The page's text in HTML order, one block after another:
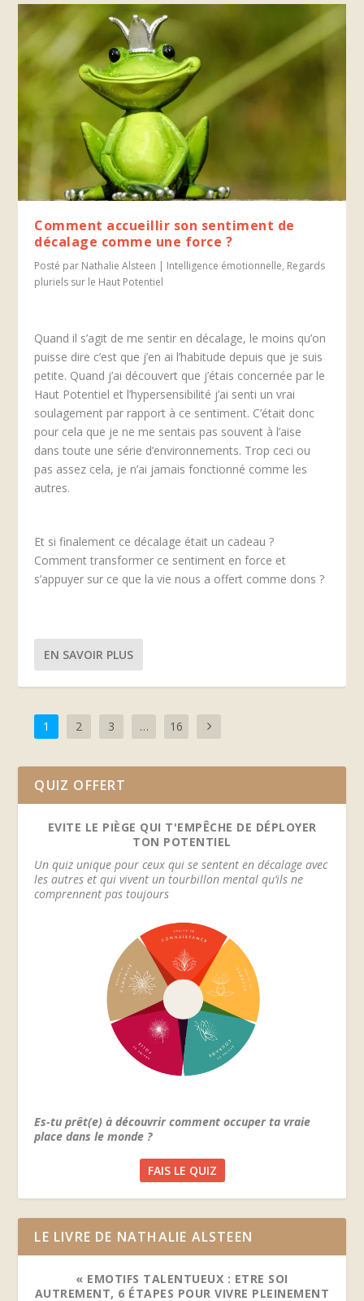
Comment accueillir son sentiment de
décalage comme une force ?
Posté par Nathalie Alsteen | Intelligence émotionnelle, Regards
pluriels sur le Haut Potentiel
Quand il s’agit de me sentir en décalage, le moins qu’on
puisse dire c’est que j’en ai l’habitude depuis que je suis
petite. Quand j’ai découvert que j’étais concernée par le
Haut Potentiel et l’hypersensibilité j’ai senti un vrai
soulagement par rapport à ce sentiment. C’était donc
pour cela que je ne me sentais pas souvent à l’aise
dans toute une série d’environnements. Trop ceci ou
pas assez cela, je n’ai jamais fonctionné comme les
autres.
Et si finalement ce décalage était un cadeau ?
Comment transformer ce sentiment en force et
s’appuyer sur ce que la vie nous a offert comme dons ?
EN SAVOIR PLUS
1 2 3 … 16
QUIZ OFFERT
EVITE LE PIÈGE QUI T'EMPÊCHE DE DÉPLOYER
TON POTENTIEL
Un quiz unique pour ceux qui se sentent en décalage avec
les autres et qui vivent un tourbillon mental qu’ils ne
comprennent pas toujours
Es-tu prêt(e) à découvrir comment occuper ta vraie
place dans le monde ?
FAIS LE QUIZ
LE LIVRE DE NATHALIE ALSTEEN
« EMOTIFS TALENTUEUX : ETRE SOI
AUTREMENT, 6 ÉTAPES POUR VIVRE PLEINEMENT